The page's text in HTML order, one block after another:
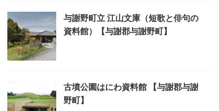
与謝野町立 江山文庫（短歌と俳句の
資料館）【与謝郡与謝野町】
古墳公園はにわ資料館 【与謝郡与謝
野町】